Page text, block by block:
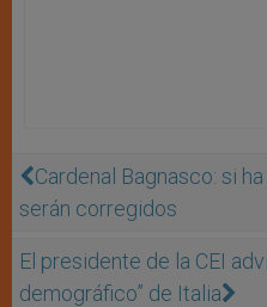
Cardenal Bagnasco: si
serán corregidos
El presidente de la CEI
demográfico” de Italia